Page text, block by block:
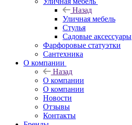
Назад
Уличная мебель
Стулья
Садовые аксессуары
Фарфоровые статуэтки
Сантехника
О компании
Назад
О компании
О компании
Новости
Отзывы
Контакты